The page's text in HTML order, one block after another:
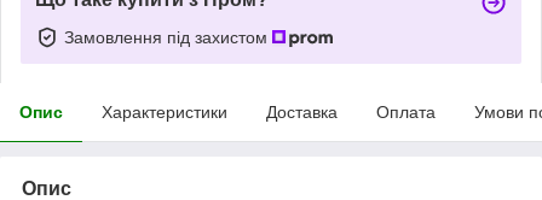
Замовлення під захистом
Опис Характеристики Доставка Оплата Умови
Опис